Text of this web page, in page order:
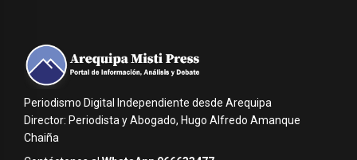
Periodismo Digital Independiente desde Arequipa
Director: Periodista y Abogado, Hugo Alfredo Amanque
Chaiña